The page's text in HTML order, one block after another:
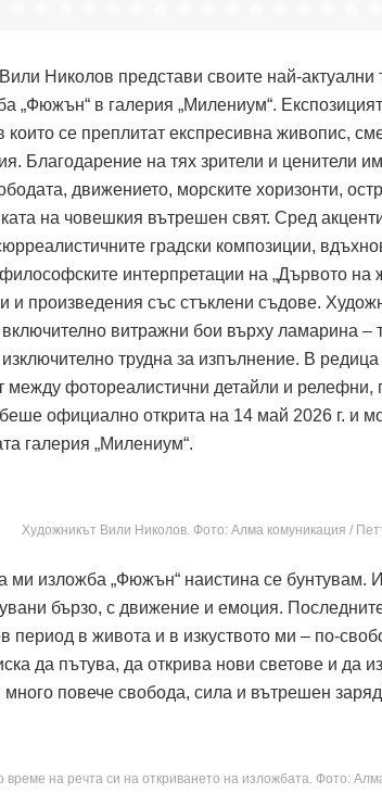
Николов представи своите най-актуални
„Фюжън“ в галерия „Милениум“.
които се преплитат експресивна живопис,
Благодарение на тях зрители и ценители
движението, морските хоризонти,
на човешкия вътрешен свят. Сред
градски композиции,
интерпретации на „Дървото на
и произведения със стъклени съдове.
витражни бои върху ламарина –
трудна за изпълнение. В
между фотореалистични детайли и релефни,
официално открита на 14 май 2026 г. и
галерия „Милениум“.
Художникът Вили Николов. Фото: Алма комуникация /
ми изложба „Фюжън“ наистина се бунтувам.
бързо, с движение и емоция.
период в живота и в изкуството ми – по-
да пътува, да открива нови светове и да
много повече свобода, сила и вътрешен
време на речта си на откриването на изложбата. Фото: